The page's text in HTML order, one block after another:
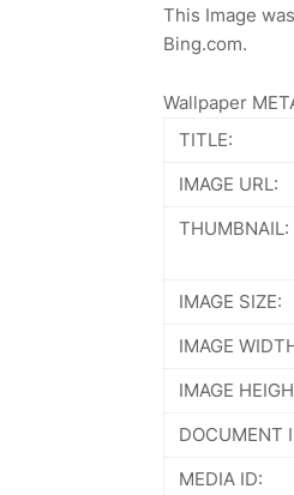
This Image
Bing.com.
Wallpaper
TITLE:
IMAGE URL:
THUMBNAIL:
IMAGE SIZE:
IMAGE
IMAGE
DOCUMENT
MEDIA ID: